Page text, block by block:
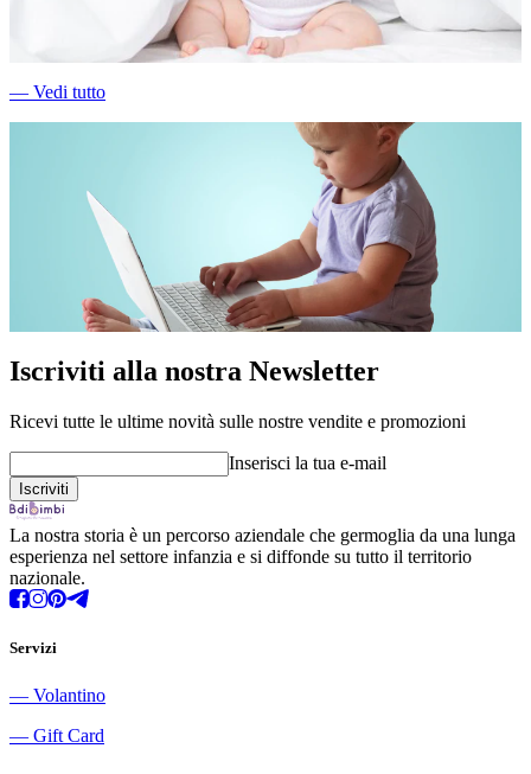
― Vedi tutto
Iscriviti alla nostra Newsletter
Ricevi tutte le ultime novità sulle nostre vendite e promozioni
Inserisci la tua e-mail
La nostra storia è un percorso aziendale che germoglia da una lunga
esperienza nel settore infanzia e si diffonde su tutto il territorio
nazionale.
Servizi
― Volantino
― Gift Card